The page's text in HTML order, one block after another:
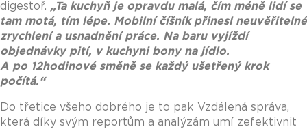
digestoř. „Ta kuchyň je opravdu malá, čím méně lidí se
tam motá, tím lépe. Mobilní číšník přinesl neuvěřitelné
zrychlení a usnadnění práce. Na baru vyjíždí
objednávky pití, v kuchyni bony na jídlo.
A po 12hodinové směně se každý ušetřený krok
počítá.“
Do třetice všeho dobrého je to pak Vzdálená správa,
která díky svým reportům a analýzám umí zefektivnit